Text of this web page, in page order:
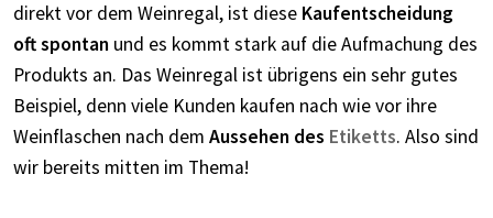
direkt vor dem Weinregal, ist diese Kaufentscheidung
oft spontan und es kommt stark auf die Aufmachung des
Produkts an. Das Weinregal ist übrigens ein sehr gutes
Beispiel, denn viele Kunden kaufen nach wie vor ihre
Weinflaschen nach dem Aussehen des Etiketts. Also sind
wir bereits mitten im Thema!